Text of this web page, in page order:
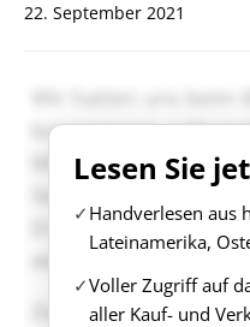
22. September 2021
Lesen Sie
Handverlesen aus
Lateinamerika,
Voller Zugriff auf
aller Kauf- und